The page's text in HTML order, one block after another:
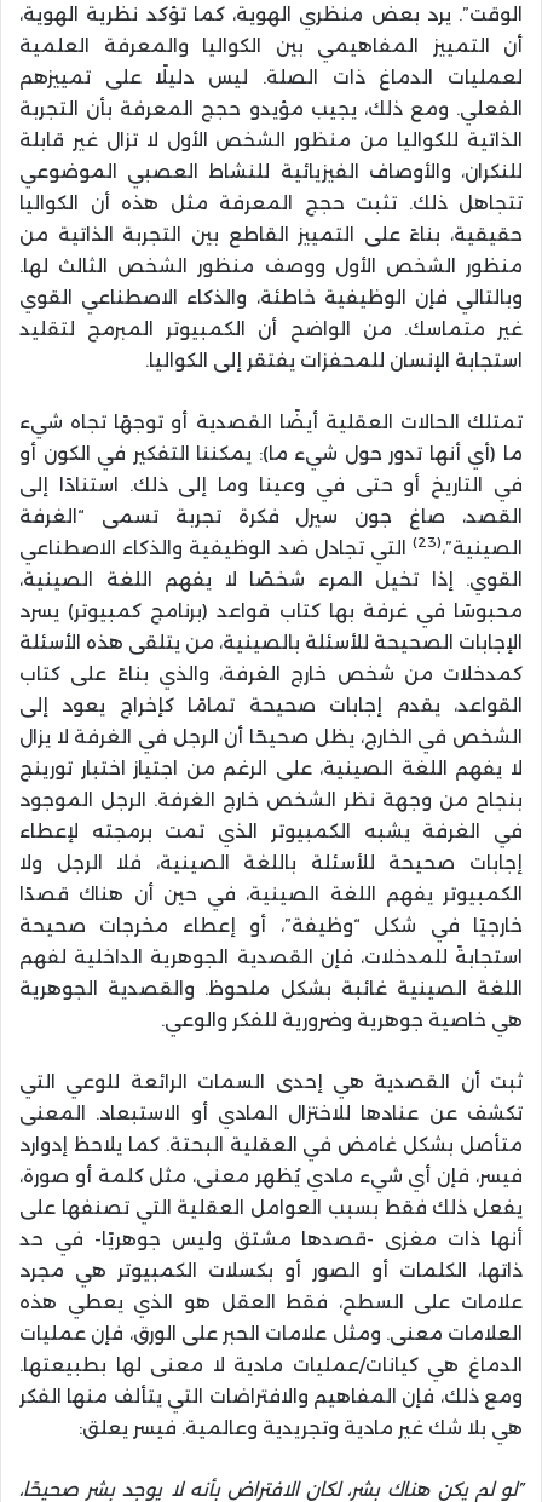
الوقت”. يرد بعض منظري الهوية، كما تؤكد نظرية الهوية،
أن التمييز المفاهيمي بين الكواليا والمعرفة العلمية
لعمليات الدماغ ذات الصلة. ليس دليلًا على تمييزهم
الفعلي. ومع ذلك، يجيب مؤيدو حجج المعرفة بأن التجربة
الذاتية للكواليا من منظور الشخص الأول لا تزال غير قابلة
للنكران، والأوصاف الفيزيائية للنشاط العصبي الموضوعي
تتجاهل ذلك. تثبت حجج المعرفة مثل هذه أن الكواليا
حقيقية، بناءً على التمييز القاطع بين التجربة الذاتية من
منظور الشخص الأول ووصف منظور الشخص الثالث لها.
وبالتالي فإن الوظيفية خاطئة، والذكاء الاصطناعي القوي
غير متماسك. من الواضح أن الكمبيوتر المبرمج لتقليد
استجابة الإنسان للمحفزات يفتقر إلى الكواليا.
تمتلك الحالات العقلية أيضًا القصدية أو توجهًا تجاه شيء
ما (أي أنها تدور حول شيء ما): يمكننا التفكير في الكون أو
في التاريخ أو حتى في وعينا وما إلى ذلك. استنادًا إلى
القصد، صاغ جون سيرل فكرة تجربة تسمى “الغرفة
الصينية”،(23)
التي تجادل ضد الوظيفية والذكاء الاصطناعي
القوي. إذا تخيل المرء شخصًا لا يفهم اللغة الصينية،
محبوسًا في غرفة بها كتاب قواعد (برنامج كمبيوتر) يسرد
الإجابات الصحيحة للأسئلة بالصينية، من يتلقى هذه الأسئلة
كمدخلات من شخص خارج الغرفة، والذي بناءً على كتاب
القواعد، يقدم إجابات صحيحة تمامًا كإخراج يعود إلى
الشخص في الخارج، يظل صحيحًا أن الرجل في الغرفة لا يزال
لا يفهم اللغة الصينية، على الرغم من اجتياز اختبار تورينج
بنجاح من وجهة نظر الشخص خارج الغرفة. الرجل الموجود
في الغرفة يشبه الكمبيوتر الذي تمت برمجته لإعطاء
إجابات صحيحة للأسئلة باللغة الصينية، فلا الرجل ولا
الكمبيوتر يفهم اللغة الصينية، في حين أن هناك قصدًا
خارجيًا في شكل “وظيفة”، أو إعطاء مخرجات صحيحة
استجابةً للمدخلات، فإن القصدية الجوهرية الداخلية لفهم
اللغة الصينية غائبة بشكل ملحوظ. والقصدية الجوهرية
هي خاصية جوهرية وضرورية للفكر والوعي.
ثبت أن القصدية هي إحدى السمات الرائعة للوعي التي
تكشف عن عنادها للاختزال المادي أو الاستبعاد. المعنى
متأصل بشكل غامض في العقلية البحتة. كما يلاحظ إدوارد
فيسر، فإن أي شيء مادي يُظهر معنى، مثل كلمة أو صورة،
يفعل ذلك فقط بسبب العوامل العقلية التي تصنفها على
أنها ذات مغزى -قصدها مشتق وليس جوهريًا- في حد
ذاتها، الكلمات أو الصور أو بكسلات الكمبيوتر هي مجرد
علامات على السطح، فقط العقل هو الذي يعطي هذه
العلامات معنى. ومثل علامات الحبر على الورق، فإن عمليات
الدماغ هي كيانات/عمليات مادية لا معنى لها بطبيعتها.
ومع ذلك، فإن المفاهيم والافتراضات التي يتألف منها الفكر
هي بلا شك غير مادية وتجريدية وعالمية. فيسر يعلق:
”لو لم يكن هناك بشر، لكان الافتراض بأنه لا يوجد بشر صحيحًا،